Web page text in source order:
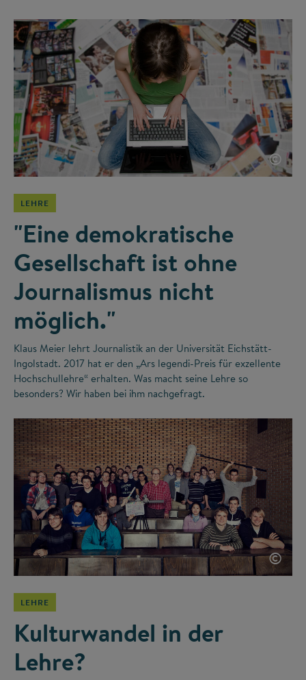
©
LEHRE
"Eine demokratische
Gesellschaft ist ohne
Journalismus nicht
möglich."
Klaus Meier lehrt Journalistik an der Universität Eichstätt-
Ingolstadt. 2017 hat er den „Ars legendi-Preis für exzellente
Hochschullehre“ erhalten. Was macht seine Lehre so
besonders? Wir haben bei ihm nachgefragt.
©
LEHRE
Kulturwandel in der
Lehre?